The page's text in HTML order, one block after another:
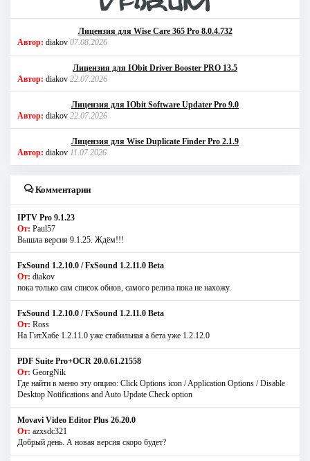
Лицензия для Wise Care 365 Pro 8.0.4.732
Автор: diakov 07.08.2026
Лицензия для IObit Driver Booster PRO 13.5
Автор: diakov 22.07.2026
Лицензия для IObit Software Updater Pro 9.0
Автор: diakov 22.07.2026
Лицензия для Wise Duplicate Finder Pro 2.1.9
Автор: diakov 11.07.2026
Комментарии
IPTV Pro 9.1.23
От: Paul57
Вышла версия 9.1.25. Ждём!!!
FxSound 1.2.10.0 / FxSound 1.2.11.0 Beta
От: diakov
пока только сам список обнов, самого релиза пока не нахожу.
FxSound 1.2.10.0 / FxSound 1.2.11.0 Beta
От: Ross
На ГитХабе 1.2.11.0 уже стабильная а бета уже 1.2.12.0
PDF Suite Pro+OCR 20.0.61.21558
От: GeorgNik
Где найти в меню эту опцию: Click Options icon / Application Options / Disable
Desktop Notifications and Auto Update Check option
Movavi Video Editor Plus 26.20.0
От: azxsdc321
Добрый день. А новая версия скоро будет?